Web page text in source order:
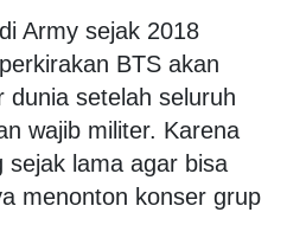
Army sejak 2018
BTS akan
dunia setelah seluruh
wajib militer. Karena
sejak lama agar bisa
menonton konser grup